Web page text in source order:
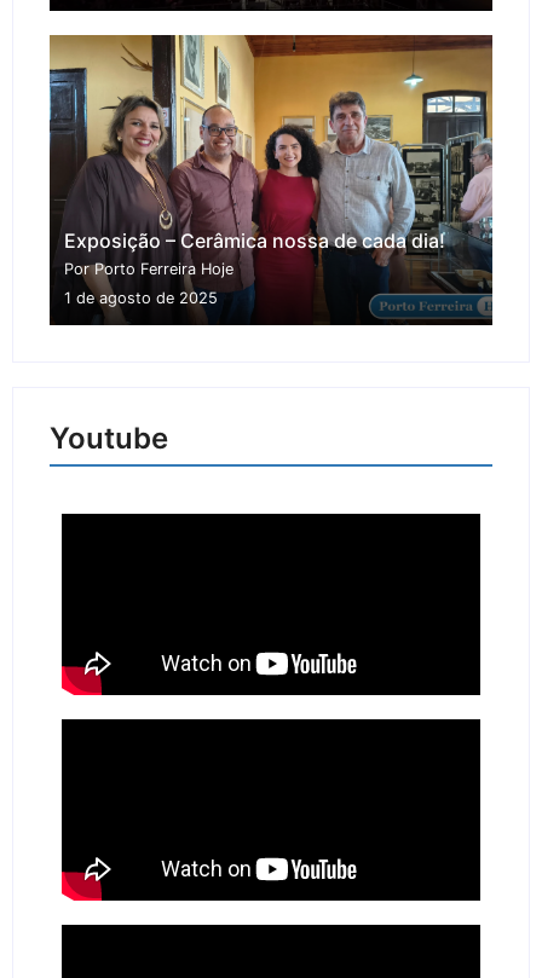
Exposição – Cerâmica nossa de cada dia!
Por Porto Ferreira Hoje
1 de agosto de 2025
Youtube